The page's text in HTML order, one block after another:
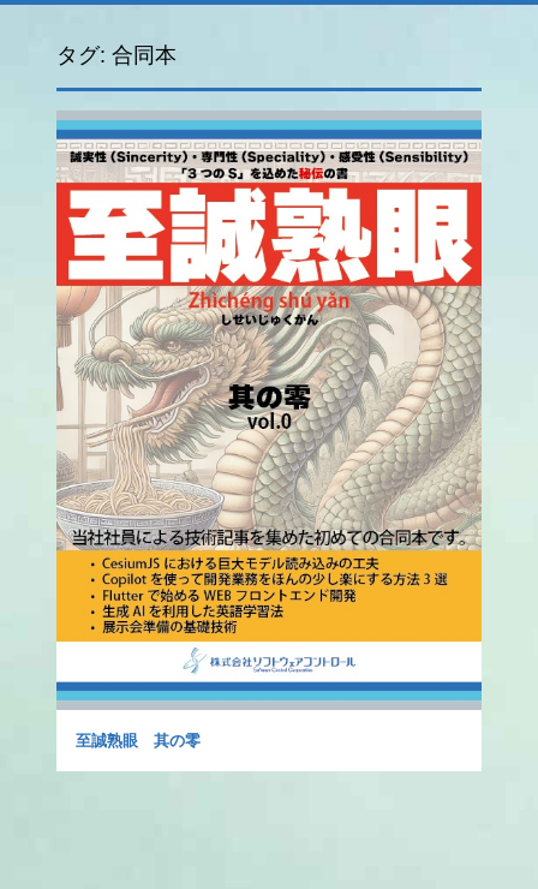
タグ: 合同本
至誠熟眼 其の零